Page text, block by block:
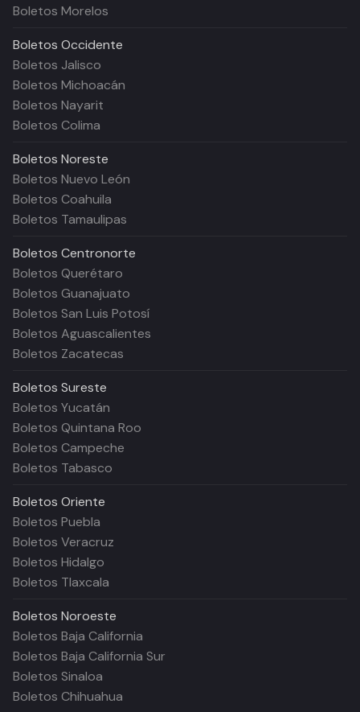
Boletos Morelos
Boletos Occidente
Boletos Jalisco
Boletos Michoacán
Boletos Nayarit
Boletos Colima
Boletos Noreste
Boletos Nuevo León
Boletos Coahuila
Boletos Tamaulipas
Boletos Centronorte
Boletos Querétaro
Boletos Guanajuato
Boletos San Luis Potosí
Boletos Aguascalientes
Boletos Zacatecas
Boletos Sureste
Boletos Yucatán
Boletos Quintana Roo
Boletos Campeche
Boletos Tabasco
Boletos Oriente
Boletos Puebla
Boletos Veracruz
Boletos Hidalgo
Boletos Tlaxcala
Boletos Noroeste
Boletos Baja California
Boletos Baja California Sur
Boletos Sinaloa
Boletos Chihuahua